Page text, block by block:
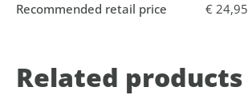
Recommended retail price
€ 24,95
Related products